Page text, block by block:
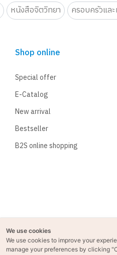
หนังสือจิตวิทยา ครอบครัวแล
Shop online
Special offer
E-Catalog
New arrival
Bestseller
B2S online shopping
We use cookies
We use cookies to improve your
manage your preferences by clicking